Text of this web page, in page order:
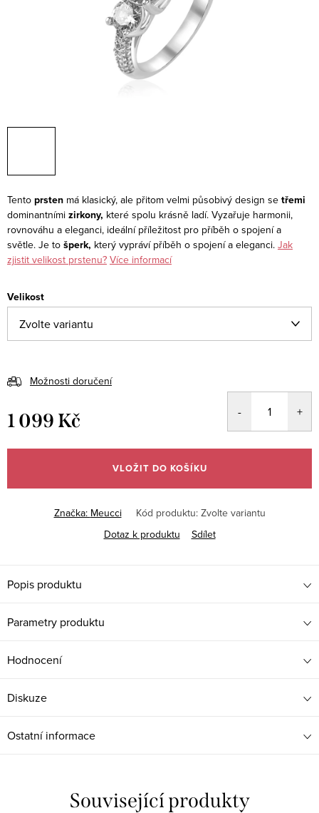
Tento prsten má klasický, ale přitom velmi působivý design se třemi
dominantními zirkony, které spolu krásně ladí. Vyzařuje harmonii,
rovnováhu a eleganci, ideální příležitost pro příběh o spojení a
světle. Je to šperk, který vypráví příběh o spojení a eleganci. Jak
zjistit velikost prstenu? Více informací
Velikost
Možnosti doručení
1 099 Kč
cena:
VLOŽIT DO KOŠÍKU
Značka: Meucci Kód produktu: Zvolte variantu
Dotaz k produktu
Sdílet
Popis produktu
Parametry produktu
Hodnocení
Diskuze
Ostatní informace
Související produkty